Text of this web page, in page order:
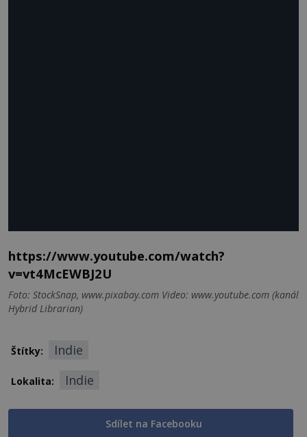
https://www.youtube.com/watch?
v=vt4McEWBJ2U
Foto: StockSnap, www.pixabay.com Video: www.youtube.com (kanál
Hybrid Librarian)
Štítky: Indie
Lokalita: Indie
Sdílet na Facebooku